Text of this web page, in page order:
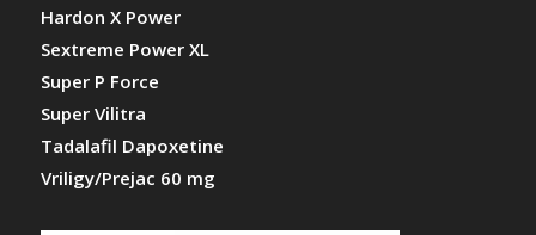
Hardon X Power
Sextreme Power XL
Super P Force
Super Vilitra
Tadalafil Dapoxetine
Vriligy/Prejac 60 mg